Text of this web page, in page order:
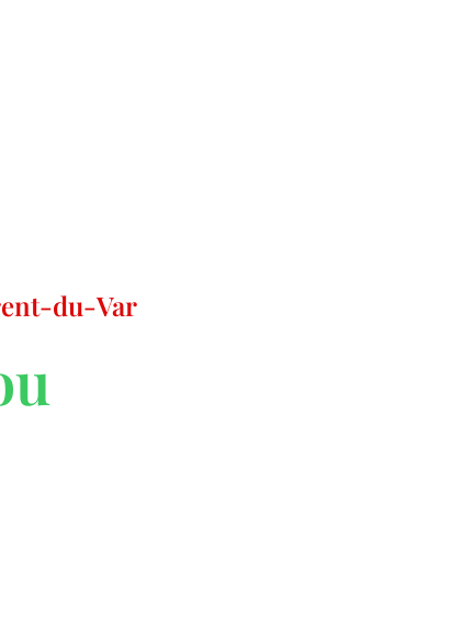
du-Var